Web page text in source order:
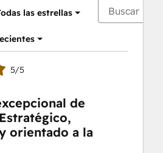
las estrellas
5/5
de
orientado a la